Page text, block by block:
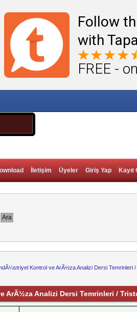
Follow
with
FREE -
İletişim Üyeler Giriş Yap Kayıt
Kontrol ve ArÃ½za Analizi Dersi
ArÃ½za Analizi Dersi Temrinleri /